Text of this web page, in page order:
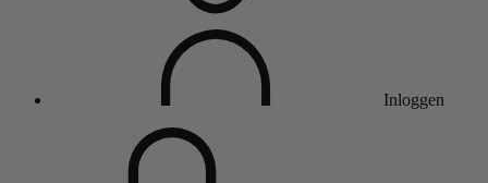
Inloggen